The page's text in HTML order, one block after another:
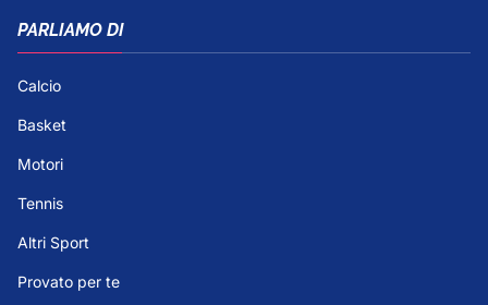
PARLIAMO DI
Calcio
Basket
Motori
Tennis
Altri Sport
Provato per te